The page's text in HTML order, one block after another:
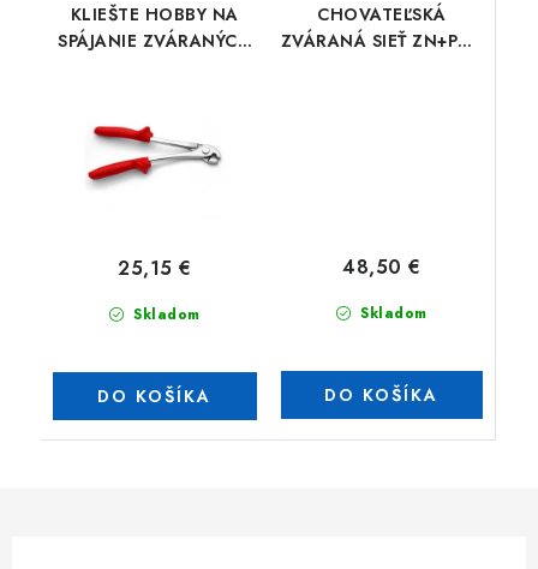
KLIEŠTE HOBBY NA
SPÁJANIE ZVÁRANÝCH
Skladom
25,15 €
DO KOŠÍKA
CHOVATEĽSKÁ
ZVÁRANÁ SIEŤ ZN+PVC
Skladom
48,50 €
DO KOŠÍKA